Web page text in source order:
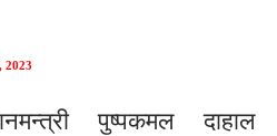
2023
पुष्पकमल दाहाल